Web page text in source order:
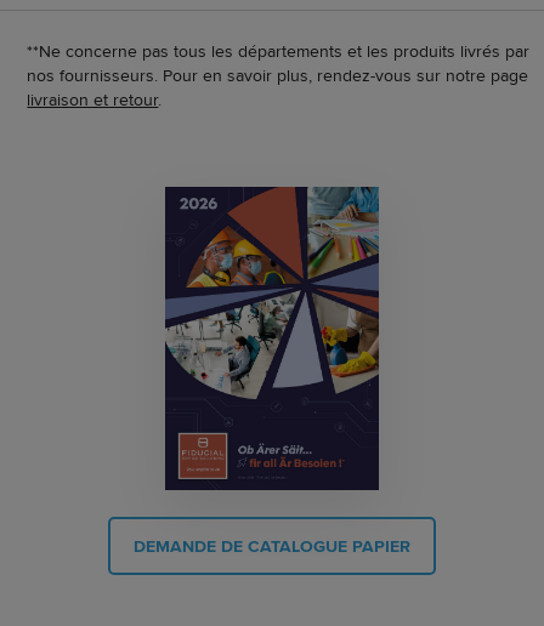
**Ne concerne pas tous les départements et les produits livrés par
nos fournisseurs. Pour en savoir plus, rendez-vous sur notre page
livraison et retour.
DEMANDE DE CATALOGUE PAPIER